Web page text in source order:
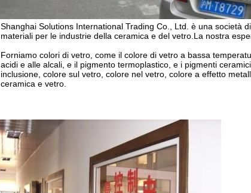
Shanghai Solutions International Trading Co., Ltd. è una società
materiali per le industrie della ceramica e del vetro.La nostra
Forniamo colori di vetro, come il colore di vetro a bassa
acidi e alle alcali, e il pigmento termoplastico, e i pigmenti
inclusione, colore sul vetro, colore nel vetro, colore a effetto
ceramica e vetro.